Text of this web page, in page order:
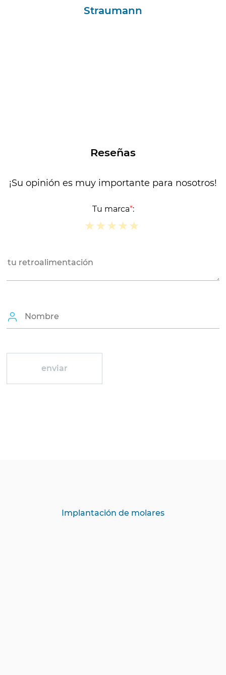
Straumann
Reseñas
¡Su opinión es muy importante para nosotros!
Tu marca*:
★
★★
★★★
★★★★
★★★★★
Implantación de molares